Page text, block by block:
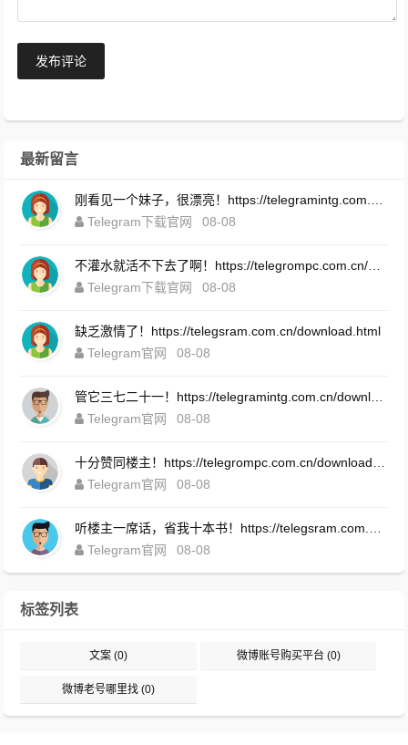
发布评论
最新留言
刚看见一个妹子，很漂亮！https://telegramintg.com.cn/download.html
Telegram下载官网
08-08
不灌水就活不下去了啊！https://telegrompc.com.cn/download.html
Telegram下载官网
08-08
缺乏激情了！https://telegsram.com.cn/download.html
Telegram官网
08-08
管它三七二十一！https://telegramintg.com.cn/download.html
Telegram官网
08-08
十分赞同楼主！https://telegrompc.com.cn/download.html
Telegram官网
08-08
听楼主一席话，省我十本书！https://telegsram.com.cn/download.html
Telegram官网
08-08
标签列表
文案 (0) 微博账号购买平台 (0)
微博老号哪里找 (0)